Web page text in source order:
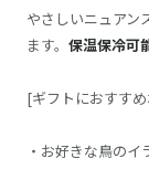
やさしいニュアン
ます。 保温保冷可
[ギフトにおすす
・お好きな鳥のイ